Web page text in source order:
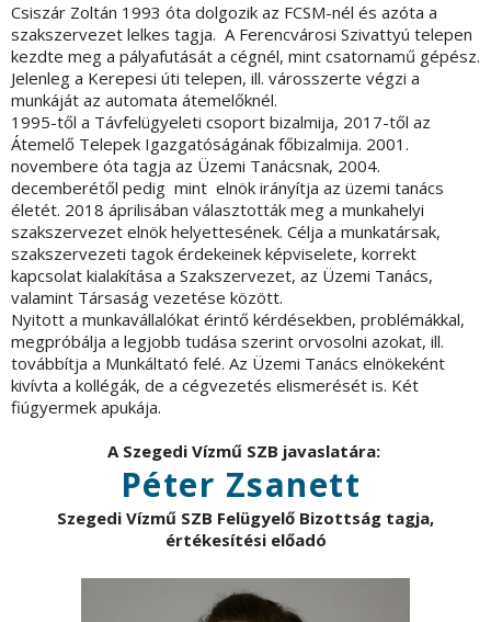
Csiszár Zoltán 1993 óta dolgozik az FCSM-nél és azóta a
szakszervezet lelkes tagja. A Ferencvárosi Szivattyú telepen
kezdte meg a pályafutását a cégnél, mint csatornamű gépész.
Jelenleg a Kerepesi úti telepen, ill. városszerte végzi a
munkáját az automata átemelőknél.
1995-től a Távfelügyeleti csoport bizalmija, 2017-től az
Átemelő Telepek Igazgatóságának főbizalmija. 2001.
novembere óta tagja az Üzemi Tanácsnak, 2004.
decemberétől pedig mint elnök irányítja az üzemi tanács
életét. 2018 áprilisában választották meg a munkahelyi
szakszervezet elnök helyettesének. Célja a munkatársak,
szakszervezeti tagok érdekeinek képviselete, korrekt
kapcsolat kialakítása a Szakszervezet, az Üzemi Tanács,
valamint Társaság vezetése között.
Nyitott a munkavállalókat érintő kérdésekben, problémákkal,
megpróbálja a legjobb tudása szerint orvosolni azokat, ill.
továbbítja a Munkáltató felé. Az Üzemi Tanács elnökeként
kivívta a kollégák, de a cégvezetés elismerését is. Két
fiúgyermek apukája.
A Szegedi Vízmű SZB javaslatára:
Péter Zsanett
Szegedi Vízmű SZB Felügyelő Bizottság tagja,
értékesítési előadó